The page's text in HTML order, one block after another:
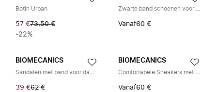
Botin Urban
57 €73,50 €
-22%
Zwarte band schoenen voor studenten
Vanaf60 €
BIOMECANICS
Sandalen met band voor dames
39 €62 €
BIOMECANICS
Comfortabele Sneakers met Plakband
Vanaf60 €